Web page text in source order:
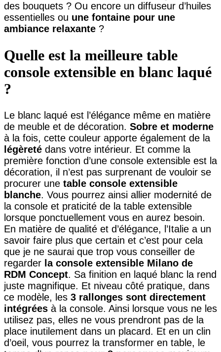
des bouquets ? Ou encore un diffuseur d’huiles
essentielles ou une fontaine pour une
ambiance relaxante ?
Quelle est la meilleure table
console extensible en blanc laqué
?
Le blanc laqué est l’élégance même en matière
de meuble et de décoration. Sobre et moderne
à la fois, cette couleur apporte également de la
légèreté dans votre intérieur. Et comme la
première fonction d’une console extensible est la
décoration, il n’est pas surprenant de vouloir se
procurer une table console extensible
blanche. Vous pourrez ainsi allier modernité de
la console et praticité de la table extensible
lorsque ponctuellement vous en aurez besoin.
En matière de qualité et d’élégance, l’Italie a un
savoir faire plus que certain et c’est pour cela
que je ne saurai que trop vous conseiller de
regarder la console extensible Milano de
RDM Concept. Sa finition en laqué blanc la rend
juste magnifique. Et niveau côté pratique, dans
ce modèle, les 3 rallonges sont directement
intégrées à la console. Ainsi lorsque vous ne les
utilisez pas, elles ne vous prendront pas de la
place inutilement dans un placard. Et en un clin
d’oeil, vous pourrez la transformer en table, le